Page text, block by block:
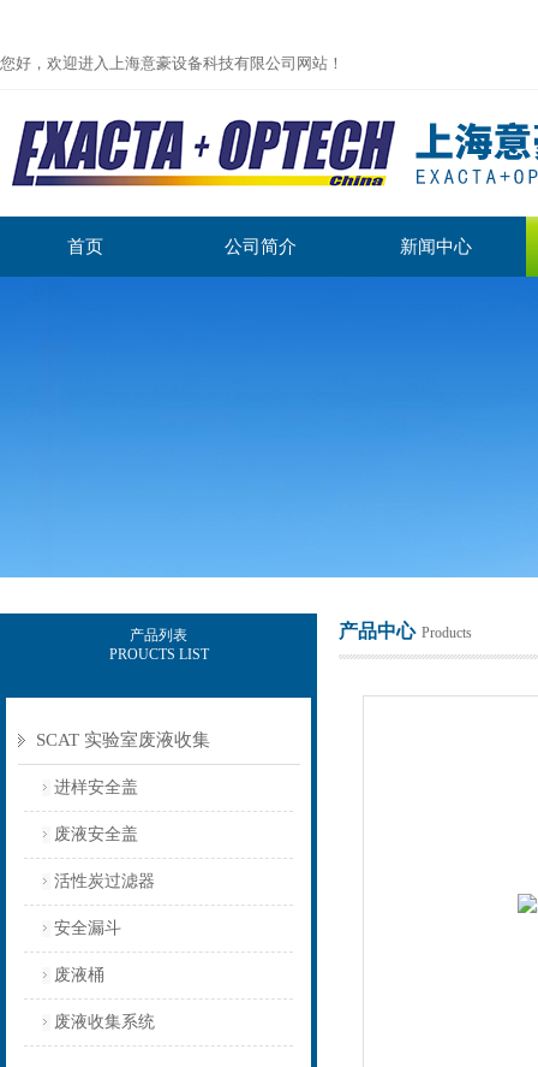
您好，欢迎进入上海意豪设备科技有限公司网站！
首页 公司简介 新闻中心
产品列表
PROUCTS LIST
SCAT 实验室废液收集
进样安全盖
废液安全盖
活性炭过滤器
安全漏斗
废液桶
废液收集系统
产品中心 Products